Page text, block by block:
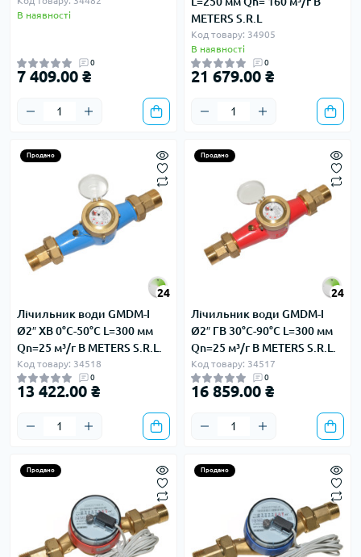
В наявності
0
7 409.00 ₴
METERS S.R.L
Код товару: 34905
В наявності
0
21 679.00 ₴
Продано
24
Лічильник води GMDM-I
Ø2″ ХВ 0°С-50°С L=300 мм
Qn=25 м³/г B METERS S.R.L.
Код товару: 34518
0
13 422.00 ₴
Продано
24
Лічильник води GMDM-I
Ø2″ ГВ 30°С-90°С L=300 мм
Qn=25 м³/г B METERS S.R.L.
Код товару: 34517
0
16 859.00 ₴
Продано Продано